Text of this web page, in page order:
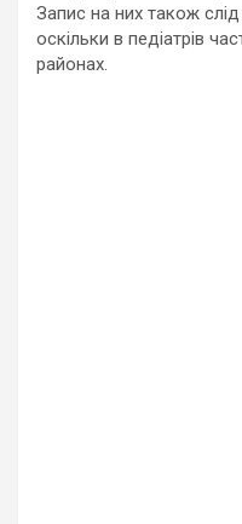
Запис на них також
оскільки в педіатрів
районах.